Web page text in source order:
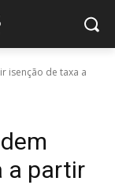
isenção de taxa a
a partir